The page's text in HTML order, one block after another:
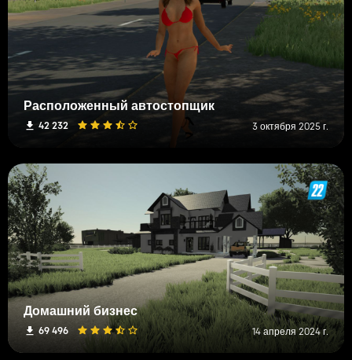
Расположенный автостопщик
42 232 3 октября 2025 г.
Домашний бизнес
69 496 14 апреля 2024 г.